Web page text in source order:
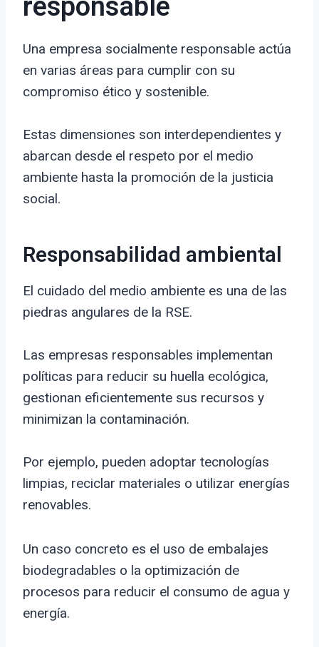
Una empresa socialmente responsable actúa
en varias áreas para cumplir con su
compromiso ético y sostenible.
Estas dimensiones son interdependientes y
abarcan desde el respeto por el medio
ambiente hasta la promoción de la justicia
social.
Responsabilidad ambiental
El cuidado del medio ambiente es una de las
piedras angulares de la RSE.
Las empresas responsables implementan
políticas para reducir su huella ecológica,
gestionan eficientemente sus recursos y
minimizan la contaminación.
Por ejemplo, pueden adoptar tecnologías
limpias, reciclar materiales o utilizar energías
renovables.
Un caso concreto es el uso de embalajes
biodegradables o la optimización de
procesos para reducir el consumo de agua y
energía.